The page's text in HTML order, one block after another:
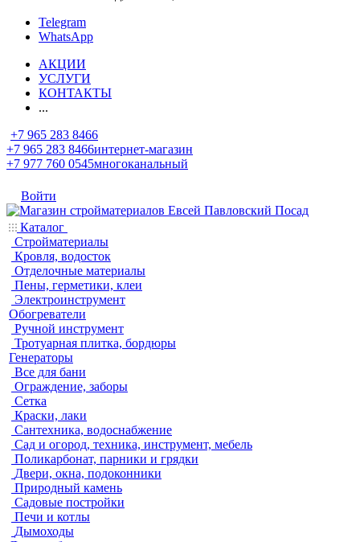
Telegram
WhatsApp
АКЦИИ
УСЛУГИ
КОНТАКТЫ
...
+7 965 283 8466
+7 965 283 8466интернет-магазин
+7 977 760 0545многоканальный
Войти
Каталог
Стройматериалы
Кровля, водосток
Отделочные материалы
Пены, герметики, клеи
Электроинструмент
Обогреватели
Ручной инструмент
Тротуарная плитка, бордюры
Генераторы
Все для бани
Ограждение, заборы
Сетка
Краски, лаки
Сантехника, водоснабжение
Сад и огород, техника, инструмент, мебель
Поликарбонат, парники и грядки
Двери, окна, подоконники
Природный камень
Садовые постройки
Печи и котлы
Дымоходы